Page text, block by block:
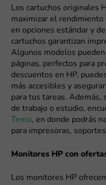
Los cartuchos originales
maximizar el
en opciones estándar y
cartuchos garantizan
Algunos modelos
páginas, perfectos para
descuentos en HP,
más accesibles y
para tus tareas. Además,
de trabajo o estudio,
Temu, en donde podrás
para impresoras,
Monitores HP con
Los monitores HP